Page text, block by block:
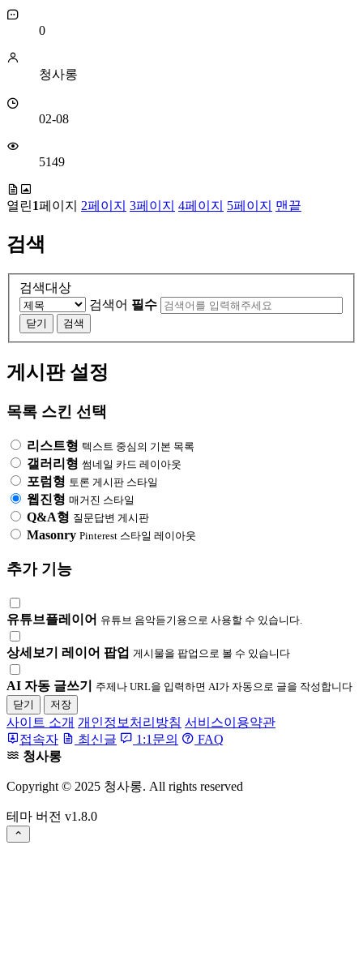
0
청사롱
02-08
5149
열린1페이지 2페이지 3페이지 4페이지 5페이지 맨끝
검색
검색대상
검색어 필수
닫기 검색
게시판 설정
목록 스킨 선택
리스트형 텍스트 중심의 기본 목록
갤러리형 썸네일 카드 레이아웃
포럼형 토론 게시판 스타일
웹진형 매거진 스타일
Q&A형 질문답변 게시판
Masonry Pinterest 스타일 레이아웃
추가 기능
유튜브플레이어 유튜브 음악듣기용으로 사용할 수 있습니다.
상세보기 레이어 팝업 게시물을 팝업으로 볼 수 있습니다
AI 자동 글쓰기
주제나 URL을 입력하면 AI가 자동으로 글을 작성합니다
닫기
저장
사이트 소개 개인정보처리방침 서비스이용약관
접속자
최신글 1:1문의
FAQ
청사롱
Copyright © 2025 청사롱. All rights reserved
테마 버전 v1.8.0